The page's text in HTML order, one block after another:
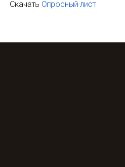
Скачать Опросный лист